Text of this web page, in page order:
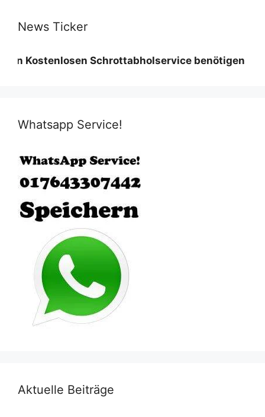
News Ticker
Schrottabholservice benötigen wir eine
Whatsapp Service!
Aktuelle Beiträge